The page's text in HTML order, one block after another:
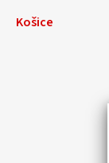
Košice